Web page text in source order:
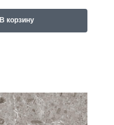
В корзину